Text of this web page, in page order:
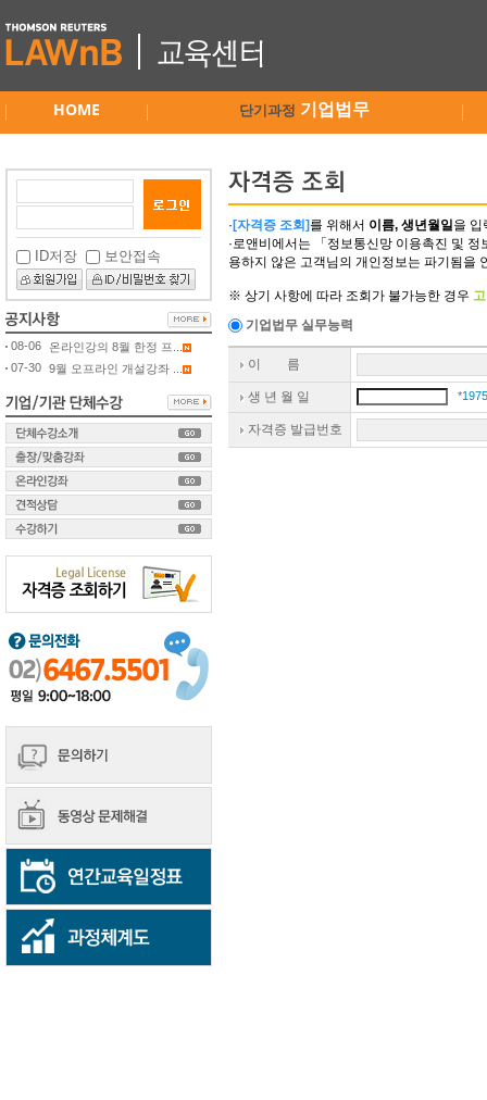
HOME 단기과정 기업법무
ID저장 보안접속
08-06
온라인강의 8월 한정 프...
07-30 9월 오프라인 개설강좌 ...
· [자격증 조회] 를 위해서 이름, 생년월일을 입
·로앤비에서는 「정보통신망 이용촉진 및
용하지 않은 고객님의 개인정보는 파기됨을
※ 상기 사항에 따라 조회가 불가능한 경우
기업법무 실무능력
이 름
생 년 월 일 *
자격증 발급번호